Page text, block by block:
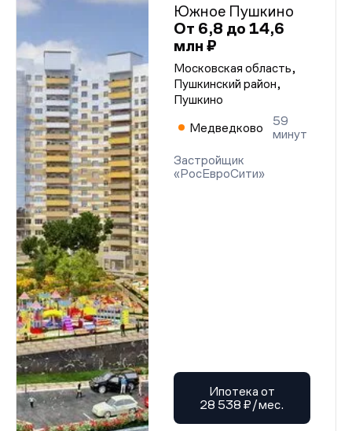
Южное Пушкино
От 6,8 до 14,6
млн ₽
Московская область,
Пушкинский район,
Пушкино
Медведково
59
минут
Застройщик
«РосЕвроСити»
Ипотека от
28 538 ₽/мес.